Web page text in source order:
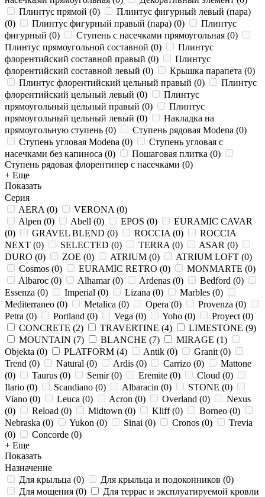
Плинтус прямой (0)
Плинтус фигурный левый (пара)
(0) Плинтус фигурный правый (пара) (0)
Плинтус
фигурный (0) Ступень с насечками прямоугольная (0)
Плинтус прямоугольной составной (0)
Плинтус
флорентийский составной правый (0)
Плинтус
флорентийский составной левый (0) Крышка парапета (0)
Плинтус флорентийский цельный правый (0)
Плинтус
флорентийский цельный левый (0)
Плинтус
прямоугольный цельный правый (0)
Плинтус
прямоугольный цельный левый (0)
Накладка на
прямоугольную ступень (0) Ступень рядовая Modena (0)
Ступень угловая Modena (0)
Ступень угловая с
насечками без капиноса (0) Пошаговая плитка (0)
Ступень рядовая флорентинер с насечками (0)
+ Еще
Показать
Серия
AERA (0) VERONA (0)
Alpen (0) Abell (0) EPOS (0)
EURAMIC CAVAR
(0) GRAVEL BLEND (0) ROCCIA (0)
ROCCIA
NEXT (0) SELECTED (0) TERRA (0) ASAR (0)
DURO (0) ZOE (0) ATRIUM (0) ATRIUM LOFT (0)
Cosmos (0) EURAMIC RETRO (0) MONMARTE (0)
Albaroc (0) Alhamar(0) Ardenas (0) Bedford (0)
Essenza (0) Imperial (0) Lizana (0) Marbles (0)
Mediterraneo (0) Metalica (0) Opera (0) Provenza (0)
Petra (0) Portland (0) Vega (0) Yoho (0) Proyect (0)
CONCRETE (2) TRAVERTINE (4) LIMESTONE (9)
MOUNTAIN (7) BLANCHE (7) MIRAGE (1)
Objekta (0) PLATFORM (4) Antik (0) Granit (0)
Trend (0) Natural (0) Ardis (0) Carrizo (0)
Mattone
(0) Taurus (0) Semir(0) Eremite (0) Cloud (0)
Ilario (0) Scandiano (0) Albaracin (0) STONE (0)
Viano (0) Leuca (0) Acron (0) Overland (0)
Nexus
(0) Reload (0) Midtown (0) Kliff(0) Borneo (0)
Nebraska (0) Yukon (0) Sinai (0) Cronos (0)
Trevia
(0) Concorde (0)
+ Еще
Показать
Назначение
Для крыльца (0) Для крыльца и подоконников (0)
Для мощения (0)
Для террас и эксплуатируемой кровли